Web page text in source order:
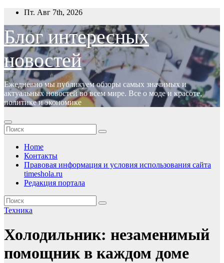
Перейти
содержимому
Пт. Авг 7th, 2026
Блог интересных
новостей
Ежедневно мы публикуем обзоры самых значимых и
актуальных новостей во всем мире. Все о моде и красоте,
политике и экономике
Home
Контакты
Правовая информация и условия использования сайта
timeshola.ru
Редакция портала
Техника
Холодильник: незаменимый
помощник в каждом доме